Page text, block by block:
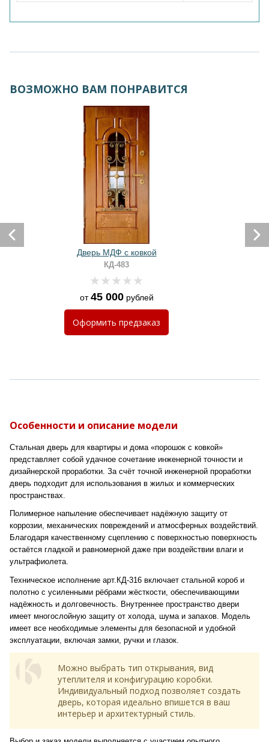
ВОЗМОЖНО ВАМ ПОНРАВИТСЯ
Дверь МДФ с ковкой
КД-483
от45 000рублей
Оформить предзаказ
Особенности и описание модели
Стальная дверь для квартиры и дома «порошок с ковкой»
представляет собой удачное сочетание инженерной точности и
дизайнерской проработки. За счёт точной инженерной проработки
дверь подходит для использования в жилых и коммерческих
пространствах.
Полимерное напыление обеспечивает надёжную защиту от
коррозии, механических повреждений и атмосферных воздействий.
Благодаря качественному сцеплению с поверхностью поверхность
остаётся гладкой и равномерной даже при воздействии влаги и
ультрафиолета.
Техническое исполнение арт.КД-316 включает стальной короб и
полотно с усиленными рёбрами жёсткости, обеспечивающими
надёжность и долговечность. Внутреннее пространство двери
имеет многослойную защиту от холода, шума и запахов. Модель
имеет все необходимые элементы для безопасной и удобной
эксплуатации, включая замки, ручки и глазок.
Можно выбрать тип открывания, вид
утеплителя и конфигурацию коробки.
Индивидуальный подход позволяет создать
дверь, которая идеально впишется в ваш
интерьер и архитектурный стиль.